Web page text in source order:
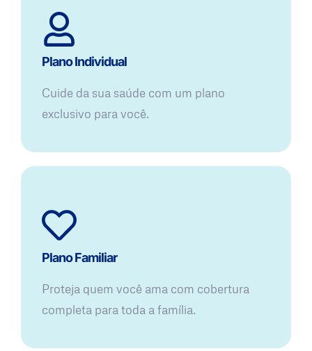
Plano Individual
Cuide da sua saúde com um plano
exclusivo para você.
Plano Familiar
Proteja quem você ama com cobertura
completa para toda a família.